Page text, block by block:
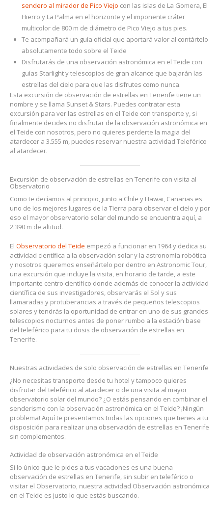
sendero al mirador de Pico Viejo con las islas de La Gomera, El
Hierro y La Palma en el horizonte y el imponente cráter
multicolor de 800 m de diámetro de Pico Viejo a tus pies.
Te acompañará un guía oficial que aportará valor al contártelo
absolutamente todo sobre el Teide
Disfrutarás de una observación astronómica en el Teide con
guías Starlight y telescopios de gran alcance que bajarán las
estrellas del cielo para que las disfrutes como nunca.
Esta excursión de observación de estrellas en Tenerife tiene un
nombre y se llama Sunset & Stars. Puedes contratar esta
excursión para ver las estrellas en el Teide con transporte y, si
finalmente decides no disfrutar de la observación astronómica en
el Teide con nosotros, pero no quieres perderte la magia del
atardecer a 3.555 m, puedes reservar nuestra actividad Teleférico
al atardecer.
Excursión de observación de estrellas en Tenerife con visita al
Observatorio
Como te decíamos al principio, junto a Chile y Hawai, Canarias es
uno de los mejores lugares de la Tierra para observar el cielo y por
eso el mayor observatorio solar del mundo se encuentra aquí, a
2.390 m de altitud.
El Observatorio del Teide empezó a funcionar en 1964 y dedica su
actividad científica a la observación solar y la astronomía robótica
y nosotros queremos enseñártelo por dentro en Astronomic Tour,
una excursión que incluye la visita, en horario de tarde, a este
importante centro científico donde además de conocer la actividad
científica de sus investigadores, observarás el Sol y sus
llamaradas y protuberancias a través de pequeños telescopios
solares y tendrás la oportunidad de entrar en uno de sus grandes
telescopios nocturnos antes de poner rumbo a la estación base
del teleférico para tu dosis de observación de estrellas en
Tenerife.
Nuestras actividades de solo observación de estrellas en Tenerife
¿No necesitas transporte desde tu hotel y tampoco quieres
disfrutar del teleférico al atardecer o de una visita al mayor
observatorio solar del mundo? ¿O estás pensando en combinar el
senderismo con la observación astronómica en el Teide? ¡Ningún
problema! Aquí te presentamos todas las opciones que tienes a tu
disposición para realizar una observación de estrellas en Tenerife
sin complementos.
Actividad de observación astronómica en el Teide
Si lo único que le pides a tus vacaciones es una buena
observación de estrellas en Tenerife, sin subir en teleférico o
visitar el Observatorio, nuestra actividad Observación astronómica
en el Teide es justo lo que estás buscando.